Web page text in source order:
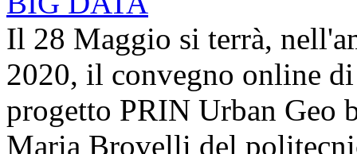
Il 28 Maggio si terrà,
2020, il convegno online
progetto PRIN Urban Geo
Maria Brovelli del